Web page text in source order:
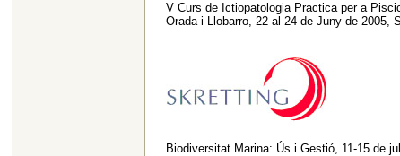
V Curs de Ictiopatologia Practica per a
Orada i Llobarro, 22 al 24 de Juny de 2005,
Biodiversitat Marina: Ús i Gestió, 11-15 de